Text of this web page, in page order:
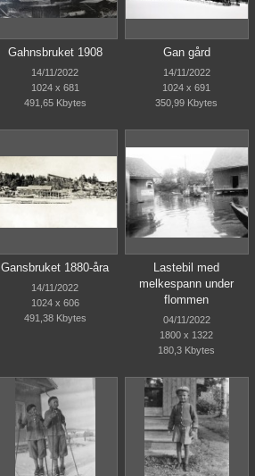
Gahnsbruket 1908
14/11/2022
1024 x 681
491,65 Kbytes
Gan gård
14/11/2022
1024 x 691
350,99 Kbytes
Gansbruket 1880-åra
14/11/2022
1024 x 606
491,38 Kbytes
Lastebil med
melkespann under
flommen
04/11/2022
1800 x 1322
180,3 Kbytes